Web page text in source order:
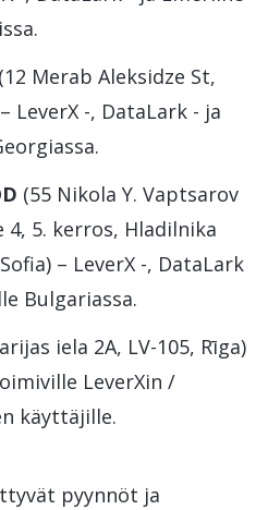
(12 Merab Aleksidze St,
LeverX -, DataLark - ja
(55 Nikola Y. Vaptsarov
4, 5. kerros, Hladilnika
– LeverX -, DataLark
Bulgariassa.
iela 2A, LV-105, Rīga)
LeverXin /
käyttäjille.
pyynnöt ja